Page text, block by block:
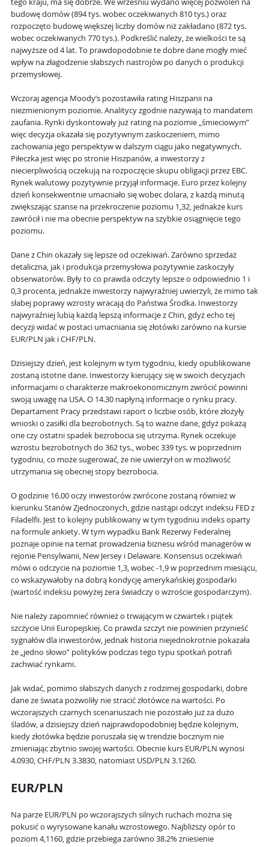
tego kraju, ma się dobrze. We wrześniu wydano więcej pozwoleń na
budowę domów (894 tys. wobec oczekiwanych 810 tys.) oraz
rozpoczęto budowę większej liczby domów niż zakładano (872 tys.
wobec oczekiwanych 770 tys.). Podkreślić należy, że wielkości te są
najwyższe od 4 lat. To prawdopodobnie te dobre dane mogły mieć
wpływ na złagodzenie słabszych nastrojów po danych o produkcji
przemysłowej.
Wczoraj agencja Moody’s pozostawiła rating Hiszpanii na
niezmienionym poziomie. Analitycy zgodnie nazywają to mandatem
zaufania. Rynki dyskontowały już rating na poziomie „śmieciowym”
więc decyzja okazała się pozytywnym zaskoczeniem, mimo
zachowania jego perspektyw w dalszym ciągu jako negatywnych.
Piłeczka jest więc po stronie Hiszpanów, a inwestorzy z
niecierpliwością oczekują na rozpoczęcie skupu obligacji przez EBC.
Rynek walutowy pozytywnie przyjął informacje. Euro przez kolejny
dzień konsekwentnie umacniało się wobec dolara, z każdą minutą
zwiększając szanse na przekroczenie poziomu 1,32, jednakże kurs
zawrócił i nie ma obecnie perspektyw na szybkie osiągnięcie tego
poziomu.
Dane z Chin okazały się lepsze od oczekiwań. Zarówno sprzedaż
detaliczna, jak i produkcja przemysłowa pozytywnie zaskoczyły
obserwatorów. Były to co prawda odczyty lepsze o odpowiednio 1 i
0,3 procenta, jednakże inwestorzy najwyraźniej uwierzyli, że mimo tak
słabej poprawy wzrosty wracają do Państwa Środka. Inwestorzy
najwyraźniej lubią każdą lepszą informacje z Chin, gdyż echo tej
decyzji widać w postaci umacniania się złotówki zarówno na kursie
EUR/PLN jak i CHF/PLN.
Dzisiejszy dzień, jest kolejnym w tym tygodniu, kiedy opublikowane
zostaną istotne dane. Inwestorzy kierujący się w swoich decyzjach
informacjami o charakterze makroekonomicznym zwrócić powinni
swoją uwagę na USA. O 14.30 napłyną informacje o rynku pracy.
Departament Pracy przedstawi raport o liczbie osób, które złożyły
wnioski o zasiłki dla bezrobotnych. Są to ważne dane, gdyż pokażą
one czy ostatni spadek bezrobocia się utrzyma. Rynek oczekuje
wzrostu bezrobotnych do 362 tys., wobec 339 tys. w poprzednim
tygodniu, co może sugerować, że nie uwierzył on w możliwość
utrzymania się obecnej stopy bezrobocia.
O godzinie 16.00 oczy inwestorów zwrócone zostaną również w
kierunku Stanów Zjednoczonych, gdzie nastąpi odczyt indeksu FED z
Filadelfii. Jest to kolejny publikowany w tym tygodniu indeks oparty
na formule ankiety. W tym wypadku Bank Rezerwy Federalnej
poznaje opinie na temat prowadzenia biznesu wśród managerów w
rejonie Pensylwanii, New Jersey i Delaware. Konsensus oczekiwań
mówi o odczycie na poziomie 1,3, wobec -1,9 w poprzednim miesiącu,
co wskazywałoby na dobrą kondycję amerykańskiej gospodarki
(wartość indeksu powyżej zera świadczy o wzroście gospodarczym).
Nie należy zapomnieć również o trwającym w czwartek i piątek
szczycie Unii Europejskiej. Co prawda szczyt nie powinien przynieść
sygnałów dla inwestorów, jednak historia niejednokrotnie pokazała
że „jedno słowo” polityków podczas tego typu spotkań potrafi
zachwiać rynkami.
Jak widać, pomimo słabszych danych z rodzimej gospodarki, dobre
dane ze świata pozwoliły nie stracić złotówce na wartości. Po
wczorajszych czarnych scenariuszach nie pozostało już za dużo
śladów, a dzisiejszy dzień najprawdopodobniej będzie kolejnym,
kiedy złotówka będzie poruszała się w trendzie bocznym nie
zmieniając zbytnio swojej wartości. Obecnie kurs EUR/PLN wynosi
4.0930, CHF/PLN 3.3830, natomiast USD/PLN 3.1260.
EUR/PLN
Na parze EUR/PLN po wczorajszych silnych ruchach można się
pokusić o wyrysowane kanału wzrostowego. Najbliższy opór to
poziom 4,1160, gdzie przebiega zarówno 38.2% zniesienie